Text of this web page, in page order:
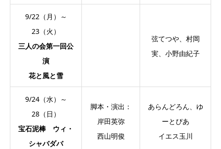
9/22（月）～
23（火）
三人の会第一回公
演
花と風と雪
弦てつや、村岡
実、小野由紀子
9/24（水）～
28（日）
宝石泥棒 ウィ・
シャバダバ
脚本・演出：
岸田英弥
西山明俊
あらんどろん、ゆ
ーとぴあ
イエス玉川